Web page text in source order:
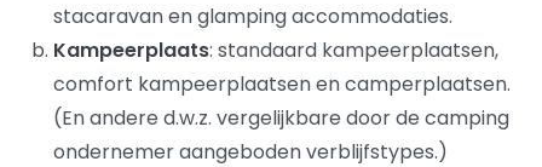
stacaravan en glamping accommodaties.
Kampeerplaats: standaard kampeerplaatsen,
comfort kampeerplaatsen en camperplaatsen.
(En andere d.w.z. vergelijkbare door de camping
ondernemer aangeboden verblijfstypes.)